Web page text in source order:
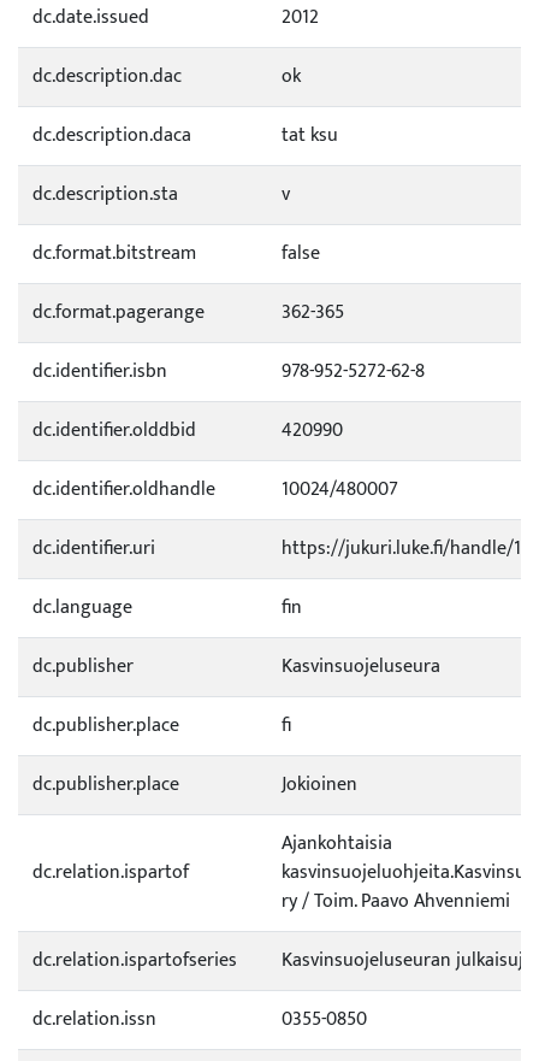
dc.date.issued
2012
dc.description.dac
ok
dc.description.daca
tat ksu
dc.description.sta
v
dc.format.bitstream
false
dc.format.pagerange
362-365
dc.identifier.isbn
978-952-5272-62-8
dc.identifier.olddbid
420990
dc.identifier.oldhandle
10024/480007
dc.identifier.uri
https://jukuri.luke.fi/handle/
dc.language
fin
dc.publisher
Kasvinsuojeluseura
dc.publisher.place
fi
dc.publisher.place
Jokioinen
dc.relation.ispartof
Ajankohtaisia
ry / Toim. Paavo Ahvenniemi
dc.relation.ispartofseries
Kasvinsuojeluseuran julkaisuja
dc.relation.issn
0355-0850